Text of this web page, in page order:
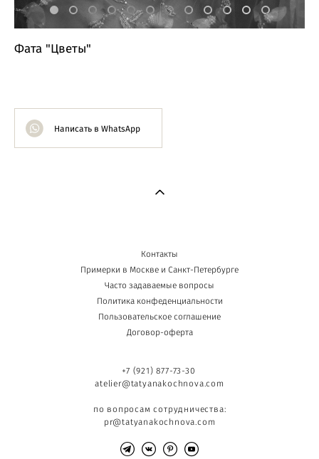
Фата "Цветы"
Написать в WhatsApp
Контакты
Примерки в Москве и Санкт-Петербурге
Часто задаваемые вопросы
Политика конфеденциальности
Пользовательское соглашение
Договор-оферта
+7 (921) 877-73-30
atelier@tatyanakochnova.com
по вопросам сотрудничества:
pr@tatyanakochnova.com